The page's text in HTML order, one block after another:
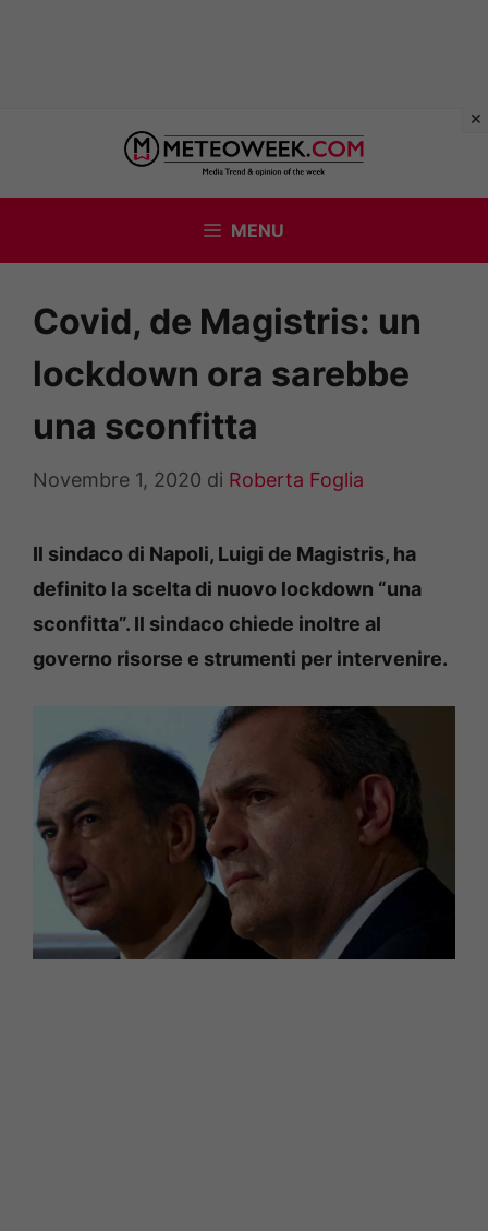
contenuto
MENU
Covid, de Magistris: un
lockdown ora sarebbe
una sconfitta
Novembre 1, 2020 di Roberta Foglia
Il sindaco di Napoli, Luigi de Magistris, ha
definito la scelta di nuovo lockdown “una
sconfitta”. Il sindaco chiede inoltre al
governo risorse e strumenti per intervenire.